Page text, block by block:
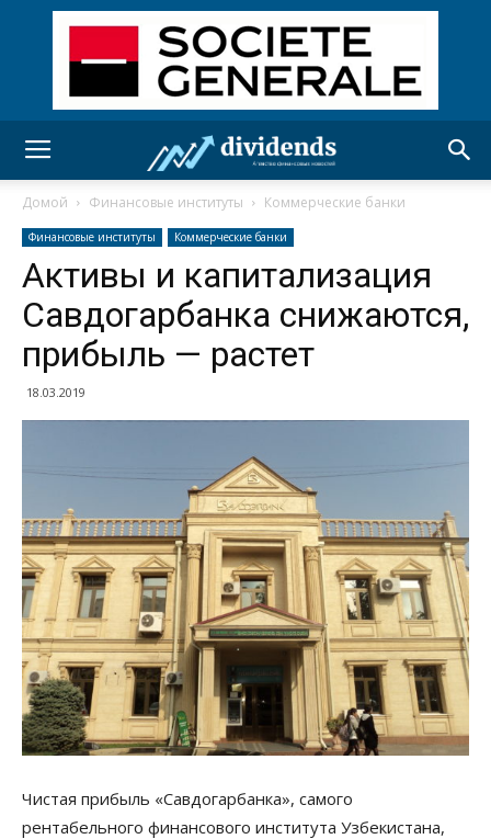
Домой Финансовые институты Коммерческие банки
Финансовые институты Коммерческие банки
Активы и капитализация
Савдогарбанка снижаются,
прибыль — растет
18.03.2019
Чистая прибыль «Савдогарбанка», самого
рентабельного финансового института Узбекистана,